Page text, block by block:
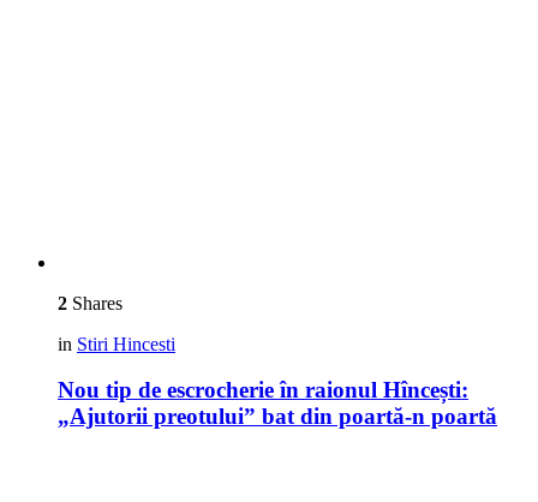
2 Shares
in Stiri Hincesti
Nou tip de escrocherie în raionul Hîncești:
„Ajutorii preotului” bat din poartă-n poartă